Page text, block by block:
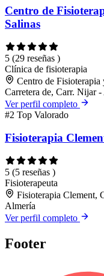
Centro de
Salinas
5 (29 reseñas )
Clínica de fisioterapia
Centro de Fisioterapia
Carretera de, Carr. Nijar
Ver perfil completo
#2 Top Valorado
Fisioterapia
5 (5 reseñas )
Fisioterapeuta
Fisioterapia Clement,
Almería
Ver perfil completo
Footer